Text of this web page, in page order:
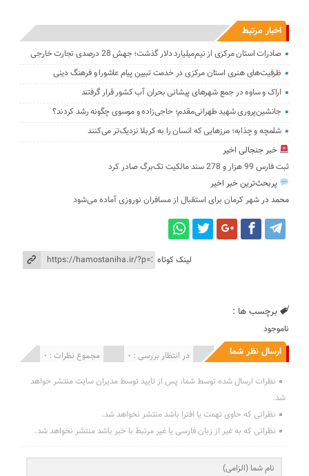
اخبار مرتبط
صادرات استان مرکزی از نیم‌میلیارد دلار گذشت؛ جهش 28 درصدی تجارت خارجی
ظرفیت‌های هنری استان مرکزی در خدمت تبیین پیام عاشورا و فرهنگ دینی
اراک و ساوه در جمع شهرهای پیشانی بحران آب کشور قرار گرفتند
جانشین‌پروری شهید طهرانی‌مقدم؛ حاجی‌زاده و موسوی چگونه رشد کردند؟
شلمچه و چذابه؛ مرزهایی که انسان را به کربلا نزدیک‌تر می‌کنند
خبر جنجالی اخیر
ثبت فارس 99 هزار و 278 سند مالکیت تک‌برگ صادر کرد
پربحث‌ترین خبر اخیر
محمد درشهر کرمان برای استقبال از مسافران نوروزی آماده می‌شود
لینک کوتاه
برچسب ها :
ناموجود
ارسال نظر شما مجموع نظرات : 0 در انتظار بررسی : 0 انتشار یافته : 0
نظرات ارسال شده توسط شما، پس از تایید توسط مدیران سایت منتشر خواهد
شد.
نظراتی که حاوی تهمت یا افترا باشد منتشر نخواهد شد.
نظراتی که به غیر از زبان فارسی یا غیر مرتبط با خبر باشد منتشر نخواهد شد.